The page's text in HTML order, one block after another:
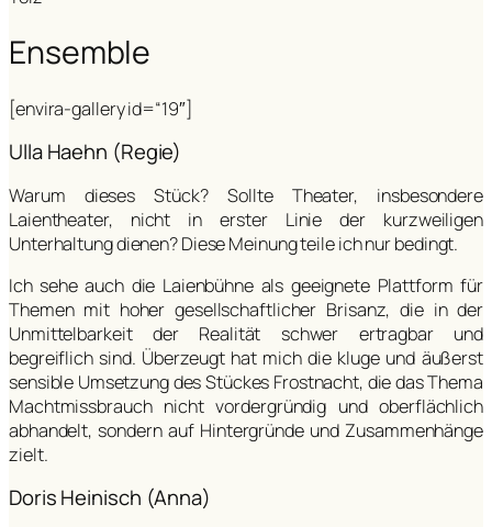
Ensemble
[envira-gallery id=“19″]
Ulla Haehn (Regie)
Warum dieses Stück? Sollte Theater, insbesondere
Laientheater, nicht in erster Linie der kurzweiligen
Unterhaltung dienen? Diese Meinung teile ich nur bedingt.
Ich sehe auch die Laienbühne als geeignete Plattform für
Themen mit hoher gesellschaftlicher Brisanz, die in der
Unmittelbarkeit der Realität schwer ertragbar und
begreiflich sind. Überzeugt hat mich die kluge und äußerst
sensible Umsetzung des Stückes Frostnacht, die das Thema
Machtmissbrauch nicht vordergründig und oberflächlich
abhandelt, sondern auf Hintergründe und Zusammenhänge
zielt.
Doris Heinisch (Anna)